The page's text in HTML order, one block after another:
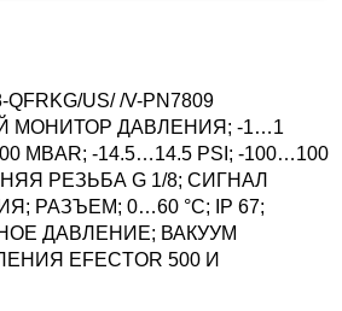
QFRKG/US/ /V-PN7809
МОНИТОР ДАВЛЕНИЯ; -1…1
MBAR; -14.5…14.5 PSI; -100…100
РЕЗЬБА G 1/8; СИГНАЛ
РАЗЪЕМ; 0…60 °C; IP 67;
ДАВЛЕНИЕ; ВАКУУМ
EFECTOR 500 И